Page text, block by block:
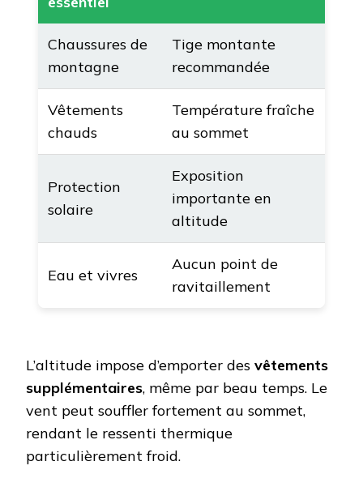
Chaussures de
montagne
Tige montante
recommandée
Vêtements
chauds
Température fraîche
au sommet
Protection
solaire
Exposition
importante en
altitude
Eau et vivres
Aucun point de
ravitaillement
L’altitude impose d’emporter des vêtements
supplémentaires, même par beau temps. Le
vent peut souffler fortement au sommet,
rendant le ressenti thermique
particulièrement froid.